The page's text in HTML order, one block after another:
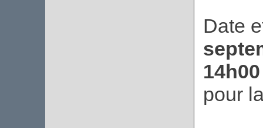
Date
14h00
pour